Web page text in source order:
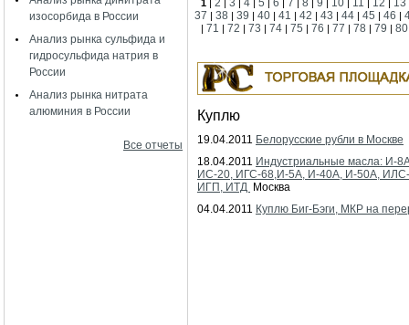
изосорбида в России
Анализ рынка сульфида и
гидросульфида натрия в
России
Анализ рынка нитрата
алюминия в России
Все отчеты
1 | 2 | 3 | 4 | 5 | 6 | 7 | 8 | 9 | 10 | 11 | 12 | 13
37 |38 |39 |40 |41 |42 |43 |44 |45 |46 |
| 71 | 72 | 73 | 74 | 75 | 76 | 77 | 78 | 79 | 80
Куплю
19.04.2011 Белорусские рубли в Москве
18.04.2011 Индустриальные масла: И-
ИС-20, ИГС-68,И-5А, И-40А, И-50А,
ИГП, ИТД Москва
04.04.2011 Куплю Биг-Бэги, МКР на